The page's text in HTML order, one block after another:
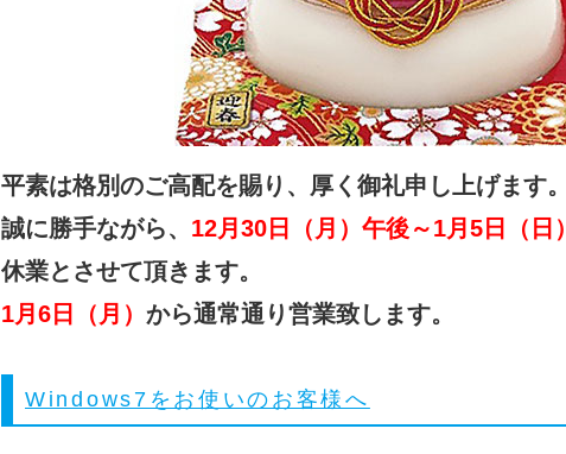
平素は格別のご高配を賜り、厚く御礼申し上げます。
誠に勝手ながら、 12月30日（月）午後～1月5日（日）
休業とさせて頂きます。
1月6日（月） から通常通り営業致します。
Windows7をお使いのお客様へ